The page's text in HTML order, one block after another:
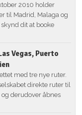
2010 holder
til Madrid, Malaga og
dit at booke
Vegas, Puerto
med tre nye ruter.
direkte ruter til
og derudover åbnes